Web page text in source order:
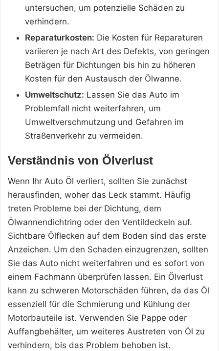
untersuchen, um potenzielle Schäden zu
verhindern.
Reparaturkosten: Die Kosten für Reparaturen
variieren je nach Art des Defekts, von geringen
Beträgen für Dichtungen bis hin zu höheren
Kosten für den Austausch der Ölwanne.
Umweltschutz: Lassen Sie das Auto im
Problemfall nicht weiterfahren, um
Umweltverschmutzung und Gefahren im
Straßenverkehr zu vermeiden.
Verständnis von Ölverlust
Wenn Ihr Auto Öl verliert, sollten Sie zunächst
herausfinden, woher das Leck stammt. Häufig
treten Probleme bei der Dichtung, dem
Ölwannendichtring oder den Ventildeckeln auf.
Sichtbare Ölflecken auf dem Boden sind das erste
Anzeichen. Um den Schaden einzugrenzen, sollten
Sie das Auto nicht weiterfahren und es sofort von
einem Fachmann überprüfen lassen. Ein Ölverlust
kann zu schweren Motorschäden führen, da das Öl
essenziell für die Schmierung und Kühlung der
Motorbauteile ist. Verwenden Sie Pappe oder
Auffangbehälter, um weiteres Austreten von Öl zu
verhindern, bis das Problem behoben ist.